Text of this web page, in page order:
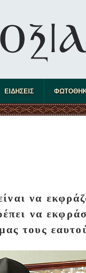
ΕΙΔΗΣΕΙΣ
να
να
τους